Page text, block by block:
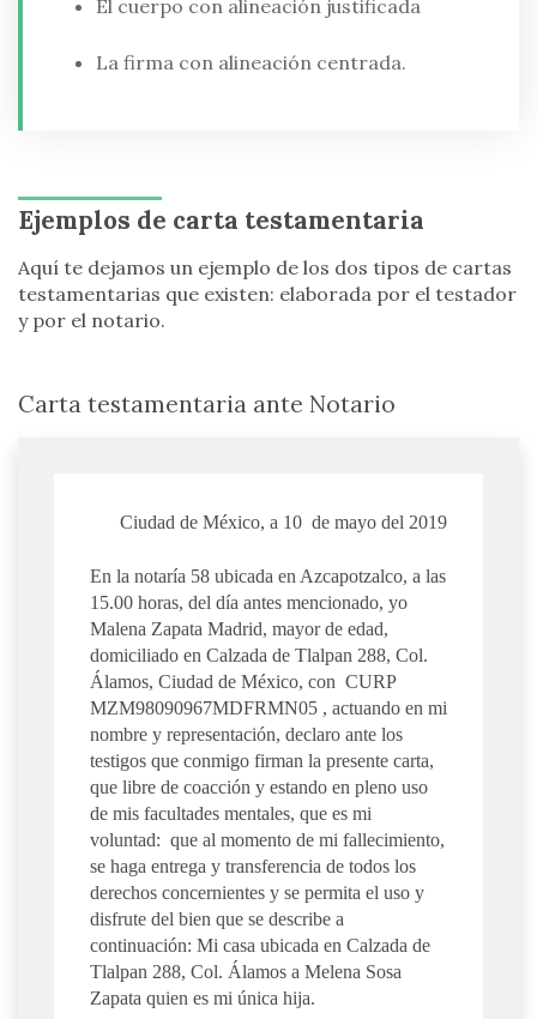
El cuerpo con alineación justificada
La firma con alineación centrada.
Ejemplos de carta testamentaria
Aquí te dejamos un ejemplo de los dos tipos de cartas
testamentarias que existen: elaborada por el testador
y por el notario.
Carta testamentaria ante Notario
Ciudad de México, a 10 de mayo del 2019
En la notaría 58 ubicada en Azcapotzalco, a las
15.00 horas, del día antes mencionado, yo
Malena Zapata Madrid, mayor de edad,
domiciliado en Calzada de Tlalpan 288, Col.
Álamos, Ciudad de México, con CURP
MZM98090967MDFRMN05 , actuando en mi
nombre y representación, declaro ante los
testigos que conmigo firman la presente carta,
que libre de coacción y estando en pleno uso
de mis facultades mentales, que es mi
voluntad: que al momento de mi fallecimiento,
se haga entrega y transferencia de todos los
derechos concernientes y se permita el uso y
disfrute del bien que se describe a
continuación: Mi casa ubicada en Calzada de
Tlalpan 288, Col. Álamos a Melena Sosa
Zapata quien es mi única hija.